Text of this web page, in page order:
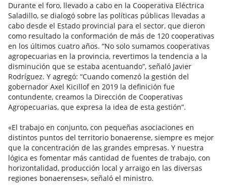
Durante el foro, llevado a cabo en la Cooperativa Eléctrica
Saladillo, se dialogó sobre las políticas públicas llevadas a
cabo desde el Estado provincial para el sector, que dieron
como resultado la conformación de más de 120 cooperativas
en los últimos cuatro años. “No solo sumamos cooperativas
agropecuarias en la provincia, revertimos la tendencia a la
disminución que se estaba acentuando”, señaló Javier
Rodríguez. Y agregó: “Cuando comenzó la gestión del
gobernador Axel Kicillof en 2019 la definición fue
contundente, creamos la Dirección de Cooperativas
Agropecuarias, que expresa la idea de esta gestión”.
«El trabajo en conjunto, con pequeñas asociaciones en
distintos puntos del territorio bonaerense, siempre es mejor
que la concentración de las grandes empresas. Y nuestra
lógica es fomentar más cantidad de fuentes de trabajo, con
horizontalidad, producción local y arraigo en las diversas
regiones bonaerenses», señaló el ministro.